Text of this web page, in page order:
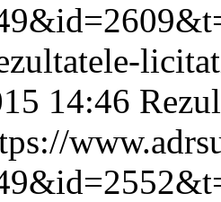
14:46